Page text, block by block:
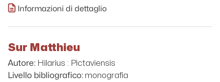
Informazioni di dettaglio
Sur Matthieu
Autore: Hilarius : Pictaviensis
Livello bibliografico: monografia